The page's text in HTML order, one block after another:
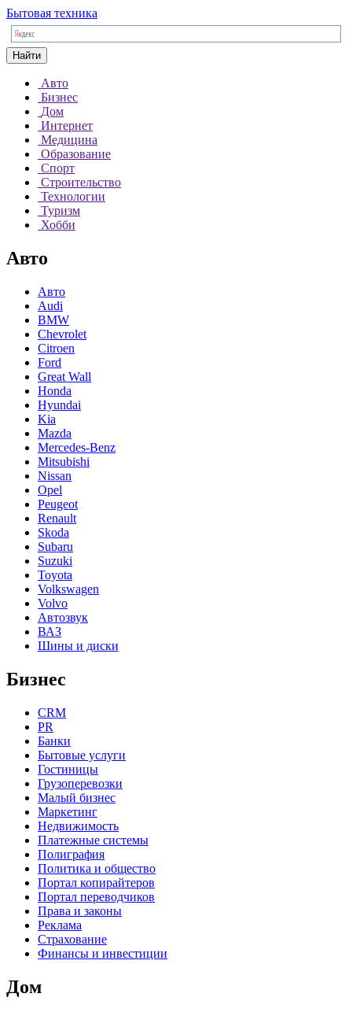
Бытовая техника
Найти
Авто
Бизнес
Дом
Интернет
Медицина
Образование
Спорт
Строительство
Технологии
Туризм
Хобби
Авто
Авто
Audi
BMW
Chevrolet
Citroen
Ford
Great Wall
Honda
Hyundai
Kia
Mazda
Mercedes-Benz
Mitsubishi
Nissan
Opel
Peugeot
Renault
Skoda
Subaru
Suzuki
Toyota
Volkswagen
Volvo
Автозвук
ВАЗ
Шины и диски
Бизнес
CRM
PR
Банки
Бытовые услуги
Гостиницы
Грузоперевозки
Малый бизнес
Маркетинг
Недвижимость
Платежные системы
Полиграфия
Политика и общество
Портал копирайтеров
Портал переводчиков
Права и законы
Реклама
Страхование
Финансы и инвестиции
Дом